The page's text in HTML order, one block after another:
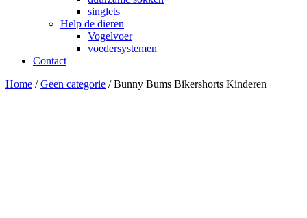
singlets
Help de dieren
Vogelvoer
voedersystemen
Contact
Home /Geen categorie / Bunny Bums Bikershorts Kinderen